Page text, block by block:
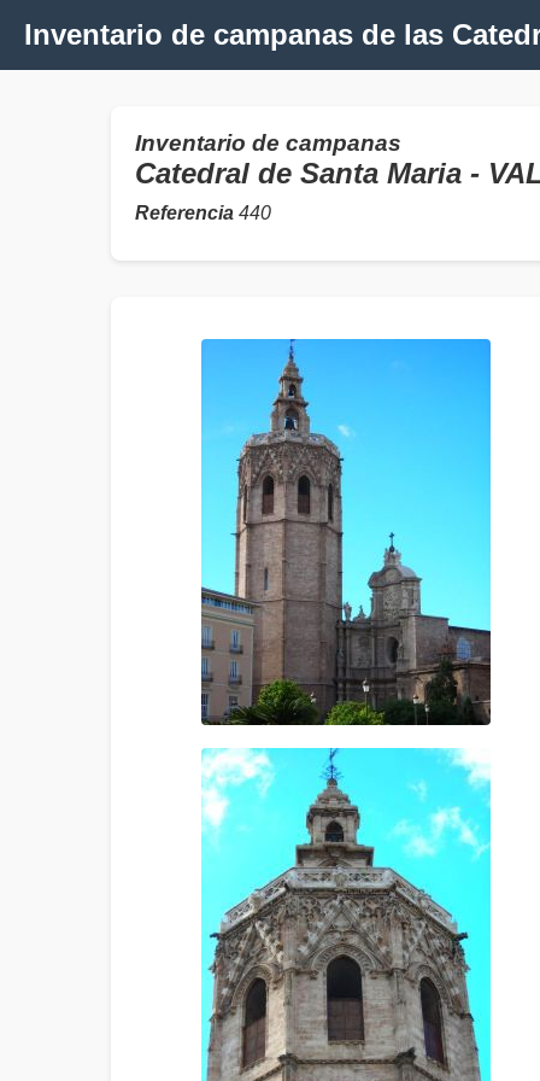
Inventario de campanas de las
Inventario de campanas
Catedral de Santa Maria -
Referencia 440